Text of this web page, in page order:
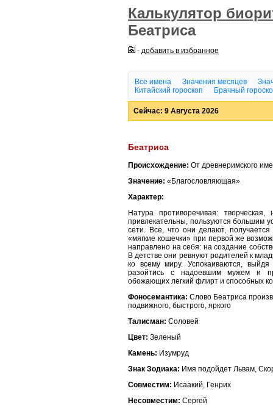
Калькулятор
Беатриса
- добавить в избранное
Все имена Значения месяцев
Китайский гороскоп
Брачный
Сейчас: 9 Августа 2026
Беатриса
Происхождение: От древнеримского
Значение: «Благословляющая»
Характер:
Натура противоречивая:
привлекательны, пользуются большим
сети. Все, что они делают,
«мягкие кошечки» при первой же
направлено на себя: на создание
В детстве они ревнуют родителей к
ко всему миру. Успокаиваются,
разойтись с надоевшим мужем и
обожающих легкий флирт и способных
Фоносемантика: Слово Беатриса
подвижного, быстрого, яркого
Талисман: Соловей
Цвет: Зеленый
Камень: Изумруд
Знак Зодиака: Имя подойдет Львам,
Совместим: Исаакий, Генрих
Несовместим: Сергей